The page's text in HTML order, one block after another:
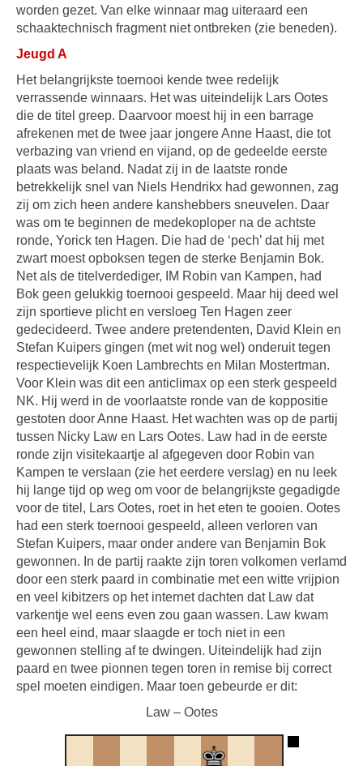
worden gezet. Van elke winnaar mag uiteraard een
schaaktechnisch fragment niet ontbreken (zie beneden).
Jeugd A
Het belangrijkste toernooi kende twee redelijk
verrassende winnaars. Het was uiteindelijk Lars Ootes
die de titel greep. Daarvoor moest hij in een barrage
afrekenen met de twee jaar jongere Anne Haast, die tot
verbazing van vriend en vijand, op de gedeelde eerste
plaats was beland. Nadat zij in de laatste ronde
betrekkelijk snel van Niels Hendrikx had gewonnen, zag
zij om zich heen andere kanshebbers sneuvelen. Daar
was om te beginnen de medekoploper na de achtste
ronde, Yorick ten Hagen. Die had de ‘pech’ dat hij met
zwart moest opboksen tegen de sterke Benjamin Bok.
Net als de titelverdediger, IM Robin van Kampen, had
Bok geen gelukkig toernooi gespeeld. Maar hij deed wel
zijn sportieve plicht en versloeg Ten Hagen zeer
gedecideerd. Twee andere pretendenten, David Klein en
Stefan Kuipers gingen (met wit nog wel) onderuit tegen
respectievelijk Koen Lambrechts en Milan Mostertman.
Voor Klein was dit een anticlimax op een sterk gespeeld
NK. Hij werd in de voorlaatste ronde van de koppositie
gestoten door Anne Haast. Het wachten was op de partij
tussen Nicky Law en Lars Ootes. Law had in de eerste
ronde zijn visitekaartje al afgegeven door Robin van
Kampen te verslaan (zie het eerdere verslag) en nu leek
hij lange tijd op weg om voor de belangrijkste gegadigde
voor de titel, Lars Ootes, roet in het eten te gooien. Ootes
had een sterk toernooi gespeeld, alleen verloren van
Stefan Kuipers, maar onder andere van Benjamin Bok
gewonnen. In de partij raakte zijn toren volkomen verlamd
door een sterk paard in combinatie met een witte vrijpion
en veel kibitzers op het internet dachten dat Law dat
varkentje wel eens even zou gaan wassen. Law kwam
een heel eind, maar slaagde er toch niet in een
gewonnen stelling af te dwingen. Uiteindelijk had zijn
paard en twee pionnen tegen toren in remise bij correct
spel moeten eindigen. Maar toen gebeurde er dit:
Law – Ootes